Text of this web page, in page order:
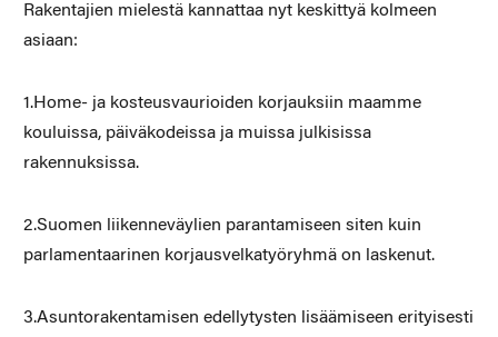
Rakentajien mielestä kannattaa nyt keskittyä kolmeen
asiaan:
1.Home- ja kosteusvaurioiden korjauksiin maamme
kouluissa, päiväkodeissa ja muissa julkisissa
rakennuksissa.
2.Suomen liikenneväylien parantamiseen siten kuin
parlamentaarinen korjausvelkatyöryhmä on laskenut.
3.Asuntorakentamisen edellytysten lisäämiseen erityisesti